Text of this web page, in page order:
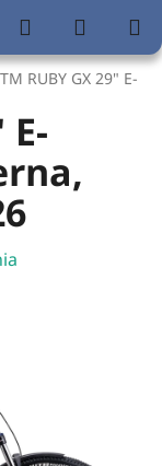
Hľadať
KOŠÍK
RUBY GX 29" E-
E-